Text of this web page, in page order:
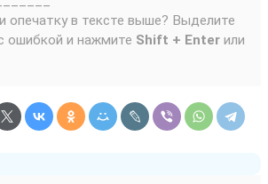
опечатку в тексте выше? Выделите
ошибкой и нажмите Shift + Enter или